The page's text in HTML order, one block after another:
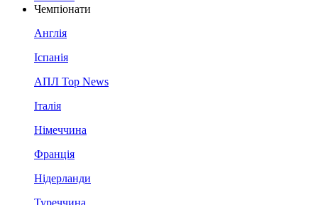
Чемпіонати
Англія
Іспанія
АПЛ Top News
Італія
Німеччина
Франція
Нідерланди
Туреччина